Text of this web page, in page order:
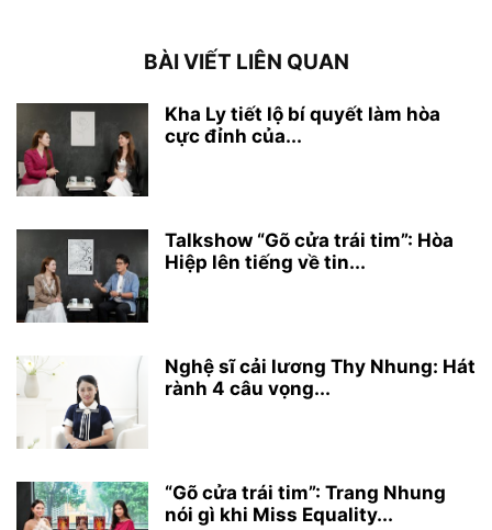
BÀI VIẾT LIÊN QUAN
Kha Ly tiết lộ bí quyết làm hòa
cực đỉnh của...
Talkshow “Gõ cửa trái tim”: Hòa
Hiệp lên tiếng về tin...
Nghệ sĩ cải lương Thy Nhung: Hát
rành 4 câu vọng...
“Gõ cửa trái tim”: Trang Nhung
nói gì khi Miss Equality...